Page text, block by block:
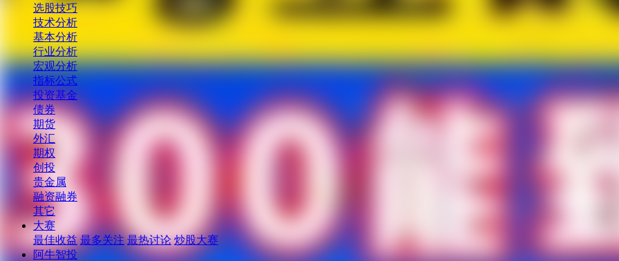
选股技巧
技术分析
基本分析
行业分析
宏观分析
指标公式
投资基金
债券
期货
外汇
期权
创投
贵金属
融资融券
其它
大赛
最佳收益 最多关注 最热讨论 炒股大赛
阿牛智投